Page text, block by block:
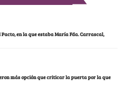
en la que estaba María Fda. Carrascal,
más opción que criticar la puerta por la que